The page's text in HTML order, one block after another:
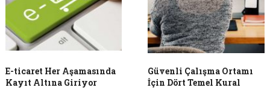
E-ticaret Her Aşamasında
Kayıt Altına Giriyor
Güvenli Çalışma Ortamı
İçin Dört Temel Kural